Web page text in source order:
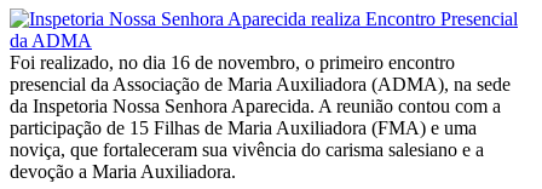
Foi realizado, no dia 16 de novembro, o primeiro encontro
presencial da Associação de Maria Auxiliadora (ADMA), na sede
da Inspetoria Nossa Senhora Aparecida. A reunião contou com a
participação de 15 Filhas de Maria Auxiliadora (FMA) e uma
noviça, que fortaleceram sua vivência do carisma salesiano e a
devoção a Maria Auxiliadora.